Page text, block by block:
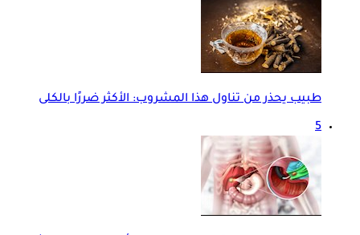
طبيب يحذر من تناول هذا المشروب: الأكثر ضررًا بالكلى
5